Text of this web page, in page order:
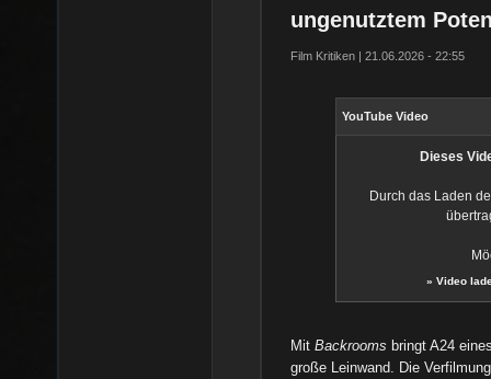
ungenutztem
Film Kritiken | 21.06.2026 - 22:55
YouTube Video
Dieses
Durch das Laden
» Video
MitBackrooms bringt A24
große Leinwand. Die